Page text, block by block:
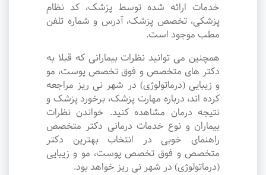
خدمات ارائه شده توسط پزشک، کد نظام
پزشکی، تخصص پزشک، آدرس و شماره تلفن
مطب موجود است.
همچنین می توانید نظرات بیمارانی که قبلا به
دکتر های متخصص و فوق تخصص پوست، مو
و زیبایی (درماتولوژی) در شهر نی ریز مراجعه
کرده اند، درباره مهارت پزشک، برخورد پزشک و
نتیجه درمان مشاهده کنید. خواندن نظرات
بیماران و نوع خدمات درمانی دکتر متخصص
راهنمای خوبی در انتخاب بهترین دکتر
متخصص و فوق تخصص پوست، مو و زیبایی
(درماتولوژی) در شهر نی ریز خواهد بود.